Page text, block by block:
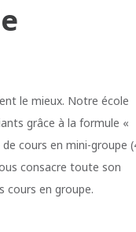
le mieux. Notre école
grâce à la formule «
cours en mini-groupe
consacre toute son
cours en groupe.